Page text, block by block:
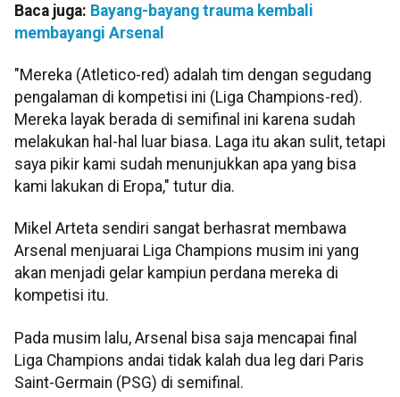
Baca juga: Bayang-bayang trauma kembali
membayangi Arsenal
"Mereka (Atletico-red) adalah tim dengan segudang
pengalaman di kompetisi ini (Liga Champions-red).
Mereka layak berada di semifinal ini karena sudah
melakukan hal-hal luar biasa. Laga itu akan sulit, tetapi
saya pikir kami sudah menunjukkan apa yang bisa
kami lakukan di Eropa," tutur dia.
Mikel Arteta sendiri sangat berhasrat membawa
Arsenal menjuarai Liga Champions musim ini yang
akan menjadi gelar kampiun perdana mereka di
kompetisi itu.
Pada musim lalu, Arsenal bisa saja mencapai final
Liga Champions andai tidak kalah dua leg dari Paris
Saint-Germain (PSG) di semifinal.